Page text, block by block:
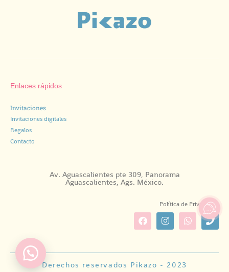
Enlaces rápidos
Invitaciones
Invitaciones digitales
Regalos
Contacto
Av. Aguascalientes pte 309, Panorama
Aguascalientes, Ags. México.
Política de Privacidad.
Derechos reservados Pikazo - 2023